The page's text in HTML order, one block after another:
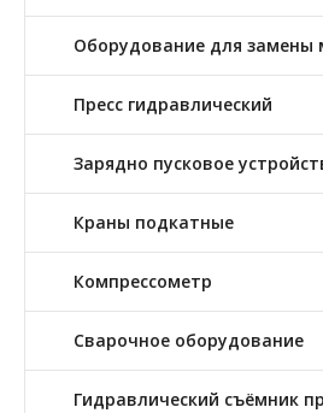
Оборудование для замены
Пресс гидравлический
Зарядно пусковое
Краны подкатные
Компрессометр
Сварочное оборудование
Гидравлический съёмник